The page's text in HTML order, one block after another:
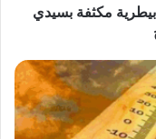
بيطرية مكثفة بسيدي